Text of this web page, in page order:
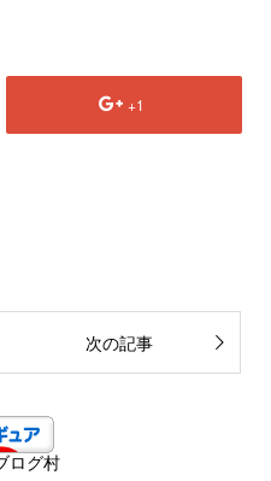
+1
次の記事
ログ村